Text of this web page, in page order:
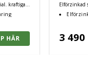
kraftiga
Elförzinkad
3